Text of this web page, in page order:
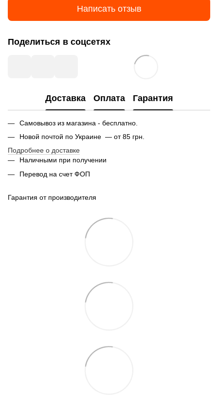
Написать отзыв
Поделиться в соцсетях
Доставка Оплата Гарантия
Самовывоз из магазина - бесплатно.
Новой почтой по Украине — от 85 грн.
Подробнее о доставке
Наличными при получении
Перевод на счет ФОП
Гарантия от производителя